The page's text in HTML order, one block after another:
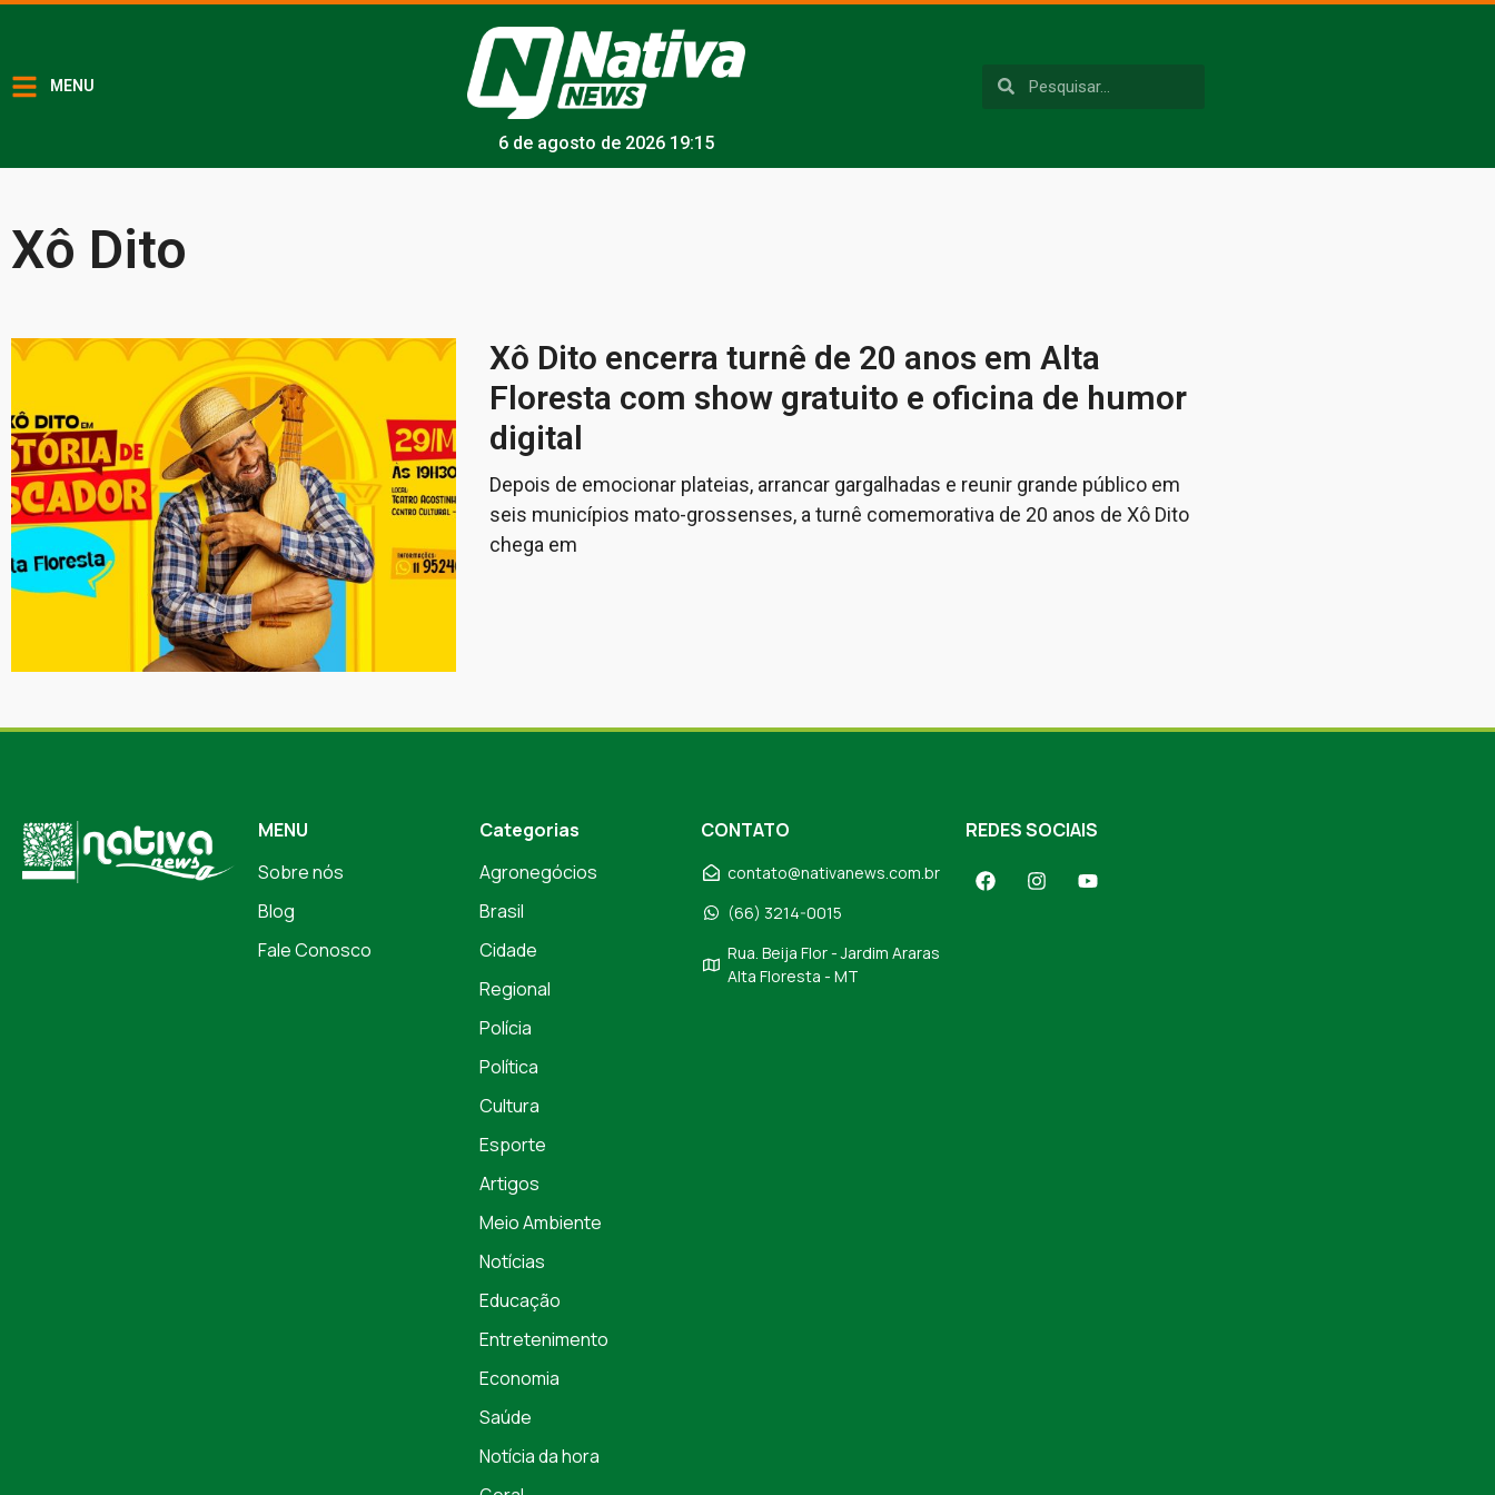
MENU
6 de agosto de 2026 19:15
Xô Dito
Xô Dito encerra turnê de 20 anos em Alta
Floresta com show gratuito e oficina de humor
digital
Depois de emocionar plateias, arrancar gargalhadas e reunir grande público em
seis municípios mato-grossenses, a turnê comemorativa de 20 anos de Xô Dito
chega em
MENU
Sobre nós
Blog
Fale Conosco
Categorias
Agronegócios
Brasil
Cidade
Regional
Polícia
Política
Cultura
Esporte
Artigos
Meio Ambiente
Notícias
Educação
Entretenimento
Economia
Saúde
Notícia da hora
CONTATO
contato@nativanews.com.br
(66) 3214-0015
Rua. Beija Flor - Jardim Araras
Alta Floresta - MT
REDES SOCIAIS